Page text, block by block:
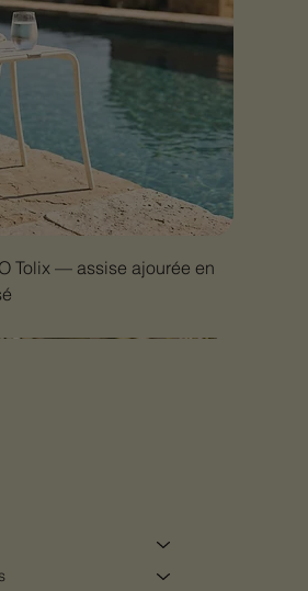
Tolix — assise ajourée en